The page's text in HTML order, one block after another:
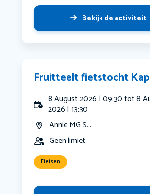
Bekijk de activiteit
Fruitteelt fietstocht
8 August 2026 | 09:30 tot 8
2026 | 13:30
Annie MG S...
Geen limiet
Fietsen